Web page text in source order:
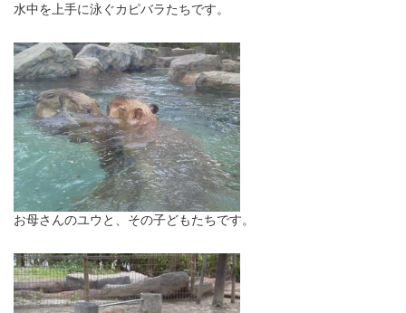
水中を上手に泳ぐカピバラたちです。
お母さんのユウと、その子どもたちです。